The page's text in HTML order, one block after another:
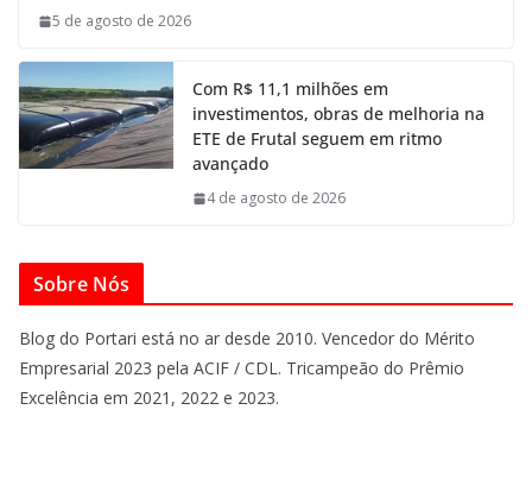
5 de agosto de 2026
Com R$ 11,1 milhões em
investimentos, obras de melhoria na
ETE de Frutal seguem em ritmo
avançado
4 de agosto de 2026
Sobre Nós
Blog do Portari está no ar desde 2010. Vencedor do Mérito
Empresarial 2023 pela ACIF / CDL. Tricampeão do Prêmio
Excelência em 2021, 2022 e 2023.